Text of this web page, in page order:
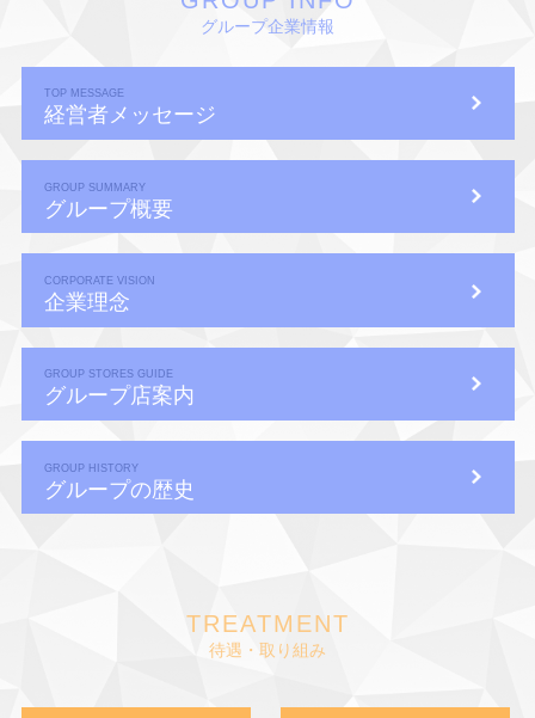
グループ企業情報
TOP MESSAGE
経営者メッセージ
GROUP SUMMARY
グループ概要
CORPORATE VISION
企業理念
GROUP STORES GUIDE
グループ店案内
GROUP HISTORY
グループの歴史
TREATMENT
待遇・取り組み